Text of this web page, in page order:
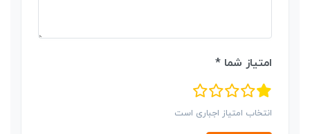
امتیاز شما *
انتخاب امتیاز اجباری است